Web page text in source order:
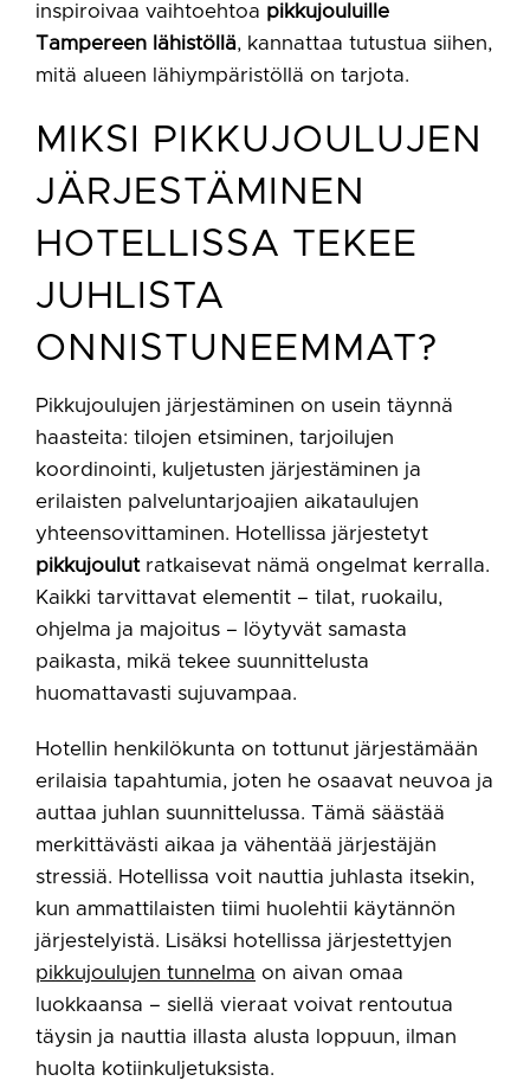
inspiroivaa vaihtoehtoa pikkujouluille
Tampereen lähistöllä, kannattaa tutustua siihen,
mitä alueen lähiympäristöllä on tarjota.
MIKSI PIKKUJOULUJEN
JÄRJESTÄMINEN
HOTELLISSA TEKEE
JUHLISTA
ONNISTUNEEMMAT?
Pikkujoulujen järjestäminen on usein täynnä
haasteita: tilojen etsiminen, tarjoilujen
koordinointi, kuljetusten järjestäminen ja
erilaisten palveluntarjoajien aikataulujen
yhteensovittaminen. Hotellissa järjestetyt
pikkujoulutratkaisevat nämä ongelmat kerralla.
Kaikki tarvittavat elementit – tilat, ruokailu,
ohjelma ja majoitus – löytyvät samasta
paikasta, mikä tekee suunnittelusta
huomattavasti sujuvampaa.
Hotellin henkilökunta on tottunut järjestämään
erilaisia tapahtumia, joten he osaavat neuvoa ja
auttaa juhlan suunnittelussa. Tämä säästää
merkittävästi aikaa ja vähentää järjestäjän
stressiä. Hotellissa voit nauttia juhlasta itsekin,
kun ammattilaisten tiimi huolehtii käytännön
järjestelyistä. Lisäksi hotellissa järjestettyjen
pikkujoulujen tunnelma on aivan omaa
luokkaansa – siellä vieraat voivat rentoutua
täysin ja nauttia illasta alusta loppuun, ilman
huolta kotiinkuljetuksista.